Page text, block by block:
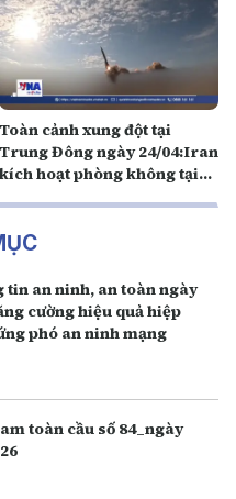
Toàn cảnh xung đột tại
Trung Đông ngày 24/04:Iran
kích hoạt phòng không tại
tin an ninh, an toàn ngày
cường hiệu quả hiệp
phó an ninh mạng
toàn cầu số 84_ngày